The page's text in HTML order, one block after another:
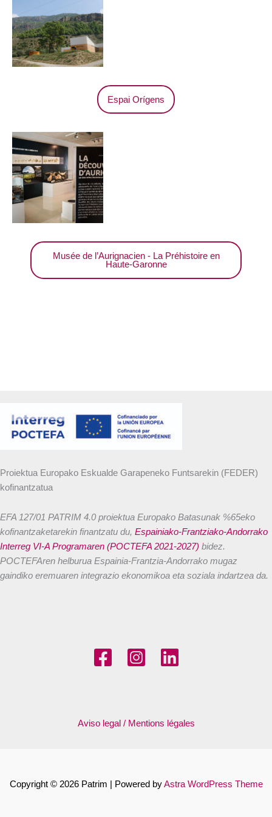
Espai Orígens
Musée de l’Aurignacien - La Préhistoire en
Haute-Garonne
Proiektua Europako Eskualde Garapeneko Funtsarekin (FEDER)
kofinantzatua
EFA 127/01 PATRIM 4.0 proiektua Europako Batasunak %65eko
kofinantzaketarekin finantzatu du, Espainiako-Frantziako-Andorrako
Interreg VI-A Programaren (POCTEFA 2021-2027) bidez.
POCTEFAren helburua Espainia-Frantzia-Andorrako mugaz
gaindiko eremuaren integrazio ekonomikoa eta soziala indartzea da.
Aviso legal / Mentions légales
Copyright © 2026 Patrim | Powered byAstra WordPress Theme